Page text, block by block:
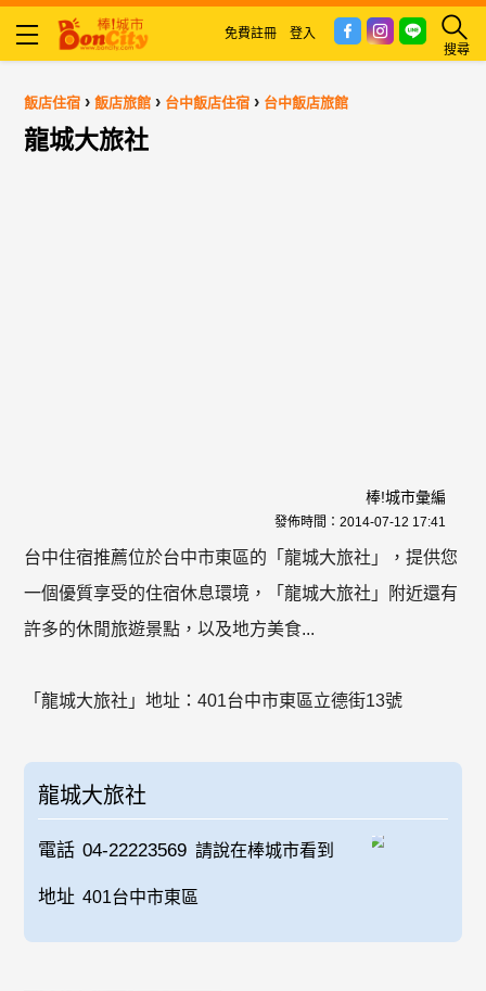
搜尋
免費註冊 登入
飯店住宿 ›飯店旅館 › 台中飯店住宿 › 台中飯店旅館
龍城大旅社
棒!城市彙編
發佈時間： 2014-07-12 17:41
台中住宿推薦位於台中市東區的「龍城大旅社」，提供您
一個優質享受的住宿休息環境，「龍城大旅社」附近還有
許多的休閒旅遊景點，以及地方美食...
「龍城大旅社」地址：401台中市東區立德街13號
龍城大旅社
電話 04-22223569 請說在棒城市看到
地址 401台中市東區